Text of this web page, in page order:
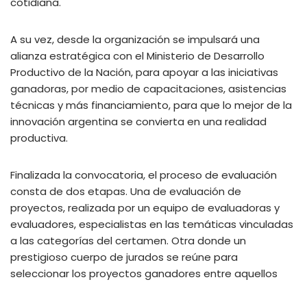
A su vez, desde la organización se impulsará una
alianza estratégica con el Ministerio de Desarrollo
Productivo de la Nación, para apoyar a las iniciativas
ganadoras, por medio de capacitaciones, asistencias
técnicas y más financiamiento, para que lo mejor de la
innovación argentina se convierta en una realidad
productiva.
Finalizada la convocatoria, el proceso de evaluación
consta de dos etapas. Una de evaluación de
proyectos, realizada por un equipo de evaluadoras y
evaluadores, especialistas en las temáticas vinculadas
a las categorías del certamen. Otra donde un
prestigioso cuerpo de jurados se reúne para
seleccionar los proyectos ganadores entre aquellos